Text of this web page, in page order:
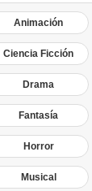
Animación
Ciencia Ficción
Drama
Fantasía
Horror
Musical